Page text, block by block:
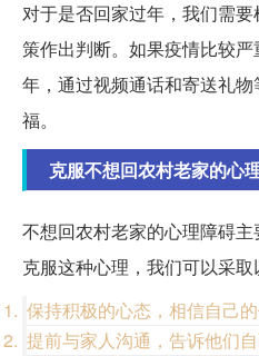
对于是否回家过年，我们需
策作出判断。如果疫情比较
年，通过视频通话和寄送礼
福。
克服不想回农村老家的心
不想回农村老家的心理障碍
克服这种心理，我们可以采取
保持积极的心态，相信自己的
提前与家人沟通，告诉他们自